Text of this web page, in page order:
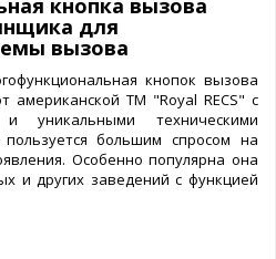
для
вызова
кнопок вызова
американской ТМ "Royal RECS" с
уникальными техническими
большим спросом на
Особенно популярна она
и других заведений с функцией